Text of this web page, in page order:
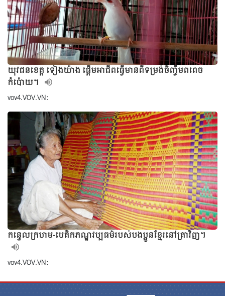
យុវជនខេត្ត ទៀងយ៉ាង ផ្ដើមអាជីពធ្វើមានពីទម្រង់ចិញ្ចឹមពពេច
កំប៉ោយ។
vov4.VOV.VN:
កន្ទេលក្រហម-បេតិកភណ្ឌវប្បធម៌របស់បងប្អូនខ្មែរនៅត្រាវិញ។
vov4.VOV.VN: